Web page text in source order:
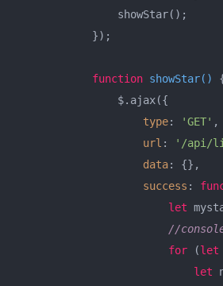
                showStar();
            });
function showStar( )
                $.ajax({
type: 'GET' ,
url :
'/api/
data: {},
success :
let
//
for (let
let